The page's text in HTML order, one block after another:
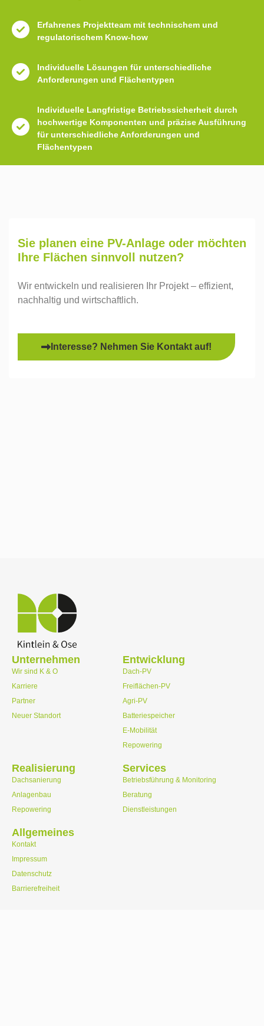
Erfahrenes Projektteam mit technischem und
regulatorischem Know-how
Individuelle Lösungen für unterschiedliche
Anforderungen und Flächentypen
Individuelle Langfristige Betriebssicherheit durch
hochwertige Komponenten und präzise Ausführung
für unterschiedliche Anforderungen und
Flächentypen
Sie planen eine PV-Anlage oder möchten
Ihre Flächen sinnvoll nutzen?
Wir entwickeln und realisieren Ihr Projekt – effizient,
nachhaltig und wirtschaftlich.
Interesse? Nehmen Sie Kontakt auf!
Unternehmen
Wir sind K & O
Karriere
Partner
Neuer Standort
Entwicklung
Dach-PV
Freiflächen-PV
Agri-PV
Batteriespeicher
E-Mobilität
Repowering
Realisierung
Dachsanierung
Anlagenbau
Repowering
Services
Betriebsführung & Monitoring
Beratung
Dienstleistungen
Allgemeines
Kontakt
Impressum
Datenschutz
Barrierefreiheit